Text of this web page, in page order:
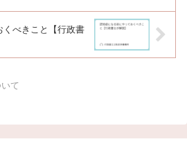
くべきこと【行政書
て